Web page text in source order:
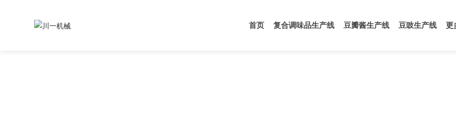
首页 复合调味品生产线 豆瓣酱生产线 豆豉生产线 更